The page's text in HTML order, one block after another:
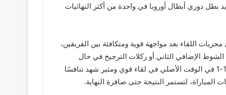
دوري أبطال أوروبا في واحدة من أكثر النهائيات
في مباراة باريس سان جيرمان وأرسنال ولا يزال التعادل الإيجابي 1-1 مسيطرًا على مجريات اللقاء بعد مواجهة قوية ومتكافئة بين الفريقين،
الإضافي الثاني أو ركلات الترجيح في حال
استمرار التعادل، وفي سياق متصل انتهت مباراة باريس سان جيرمان وأرسنال في نهائي دوري أبطال أوروبا بالتعادل الإيجابي 1-1 في الوقت الأصلي في لقاء قوي ومثير شهد تنافسًا
لتستمر النتيجة حتى صافرة النهاية.